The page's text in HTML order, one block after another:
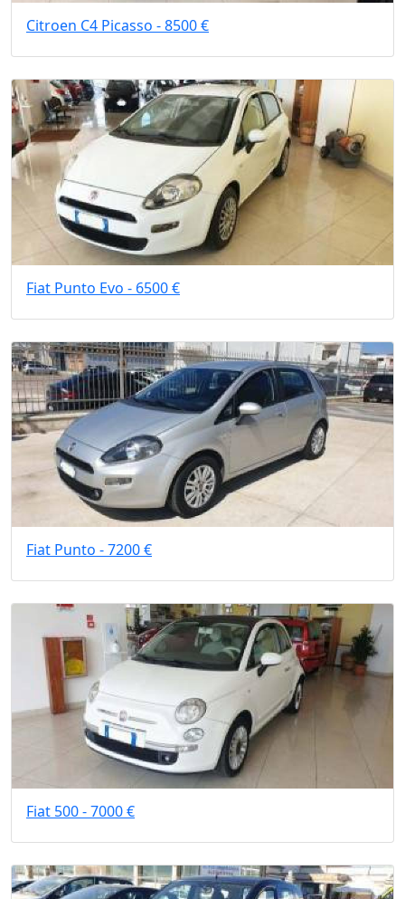
Citroen C4 Picasso - 8500 €
Fiat Punto Evo - 6500 €
Fiat Punto - 7200 €
Fiat 500 - 7000 €